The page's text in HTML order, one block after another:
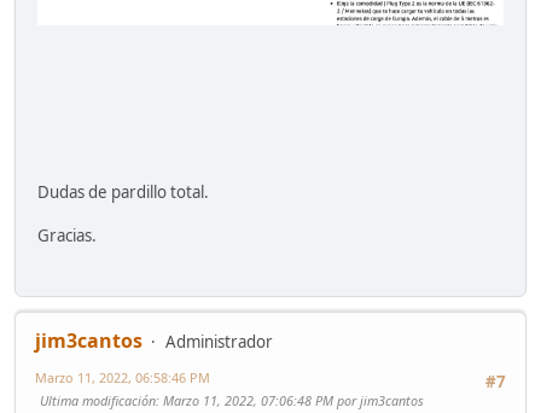
Dudas de pardillo total.
Gracias.
jim3cantos
Administrador
#7
Marzo 11, 2022, 06:58:46 PM
Ultima modificación: Marzo 11, 2022, 07:06:48 PM por jim3cantos